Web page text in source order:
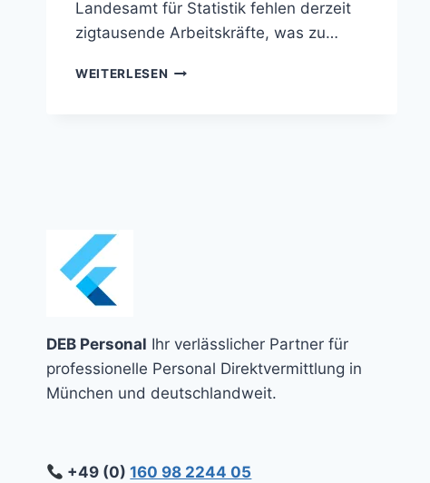
Landesamt für Statistik fehlen derzeit
zigtausende Arbeitskräfte, was zu…
WEITERLESEN DAS
DEB Personal Ihr verlässlicher Partner für
professionelle Personal Direktvermittlung in
München und deutschlandweit.
+49 (0)160 98 2244 05